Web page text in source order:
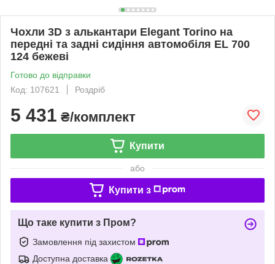
Чохли 3D з алькантари Elegant Torino на
передні та задні сидіння автомобіля EL 700
124 бежеві
Готово до відправки
Код: 107621
Роздріб
5 431 ₴/комплект
Купити
або
Купити з
Що таке купити з Пром?
Замовлення під захистом
Доступна доставка